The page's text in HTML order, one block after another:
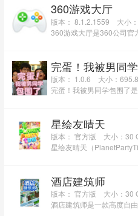
360游戏大厅
版本： 8.1.2.1559
大小
完蛋！我被男同
版本： 1.0.6
大小：
星绘友晴天
版本： 官方版
大小：30
酒店建筑师
版本： 官方版
大小：30